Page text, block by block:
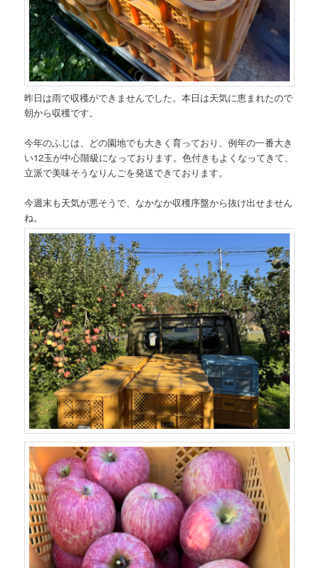
昨日は雨で収穫ができませんでした。本日は天気に恵まれたので
朝から収穫です。
今年のふじは、どの園地でも大きく育っており、例年の一番大き
い12玉が中心階級になっております。色付きもよくなってきて、
立派で美味そうなりんごを発送できております。
今週末も天気が悪そうで、なかなか収穫序盤から抜け出せません
ね。